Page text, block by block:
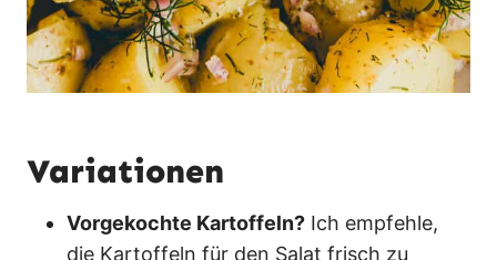
Variationen
Vorgekochte Kartoffeln? Ich empfehle,
die Kartoffeln für den Salat frisch zu